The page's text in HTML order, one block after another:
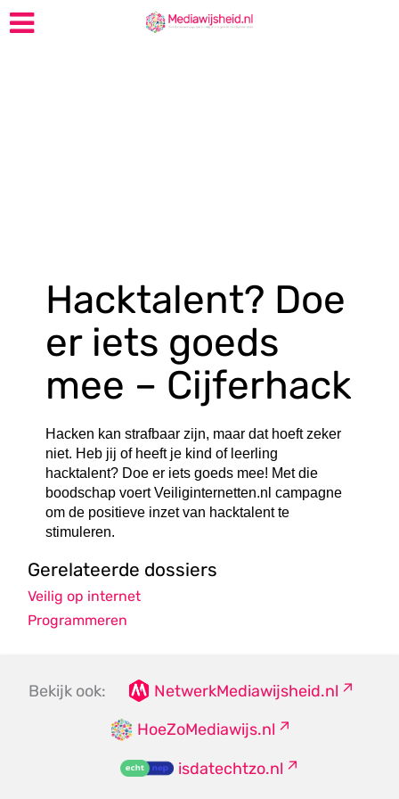
Hacktalent? Doe
er iets goeds
mee – Cijferhack
Hacken kan strafbaar zijn, maar dat hoeft zeker
niet. Heb jij of heeft je kind of leerling
hacktalent? Doe er iets goeds mee! Met die
boodschap voert Veiliginternetten.nl campagne
om de positieve inzet van hacktalent te
stimuleren.
Gerelateerde dossiers
Veilig op internet
Programmeren
Bekijk ook:
NetwerkMediawijsheid.nl
HoeZoMediawijs.nl
isdatechtzo.nl